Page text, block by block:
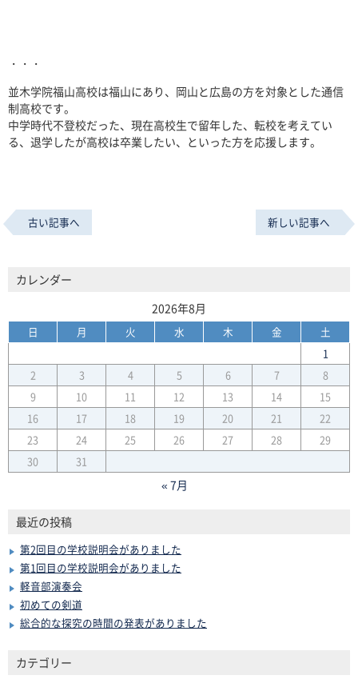
・・・
並木学院福山高校は福山にあり、岡山と広島の方を対象とした通信
制高校です。
中学時代不登校だった、現在高校生で留年した、転校を考えてい
る、退学したが高校は卒業したい、といった方を応援します。
古い記事へ 新しい記事へ
カレンダー
2026年8月
日 月 火 水 木 金
土
1
2
3 4 5 6 7
8
9
10 11 12 13 14
15
16
17 18 19 20 21
22
23
24 25 26 27 28
29
30
31
« 7月
最近の投稿
第2回目の学校説明会がありました
第1回目の学校説明会がありました
軽音部演奏会
初めての剣道
総合的な探究の時間の発表がありました
カテゴリー